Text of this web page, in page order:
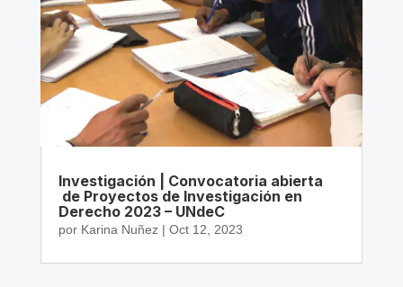
Investigación | Convocatoria abierta
de Proyectos de Investigación en
Derecho 2023 – UNdeC
por Karina Nuñez| Oct 12, 2023